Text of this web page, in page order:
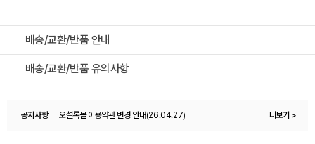
배송/교환/반품 안내
배송/교환/반품 유의사항
공지사항
오설록몰 이용약관 변경 안내(26.04.27)
더보기 >